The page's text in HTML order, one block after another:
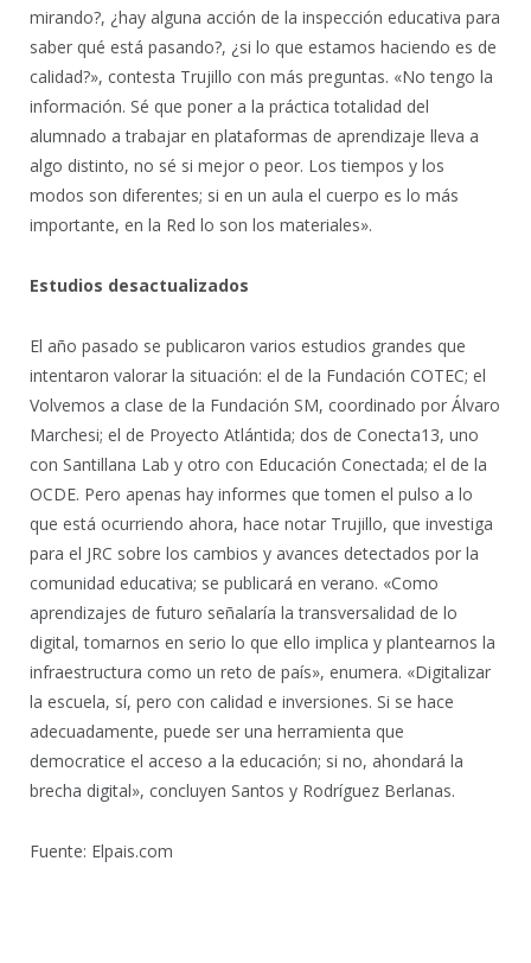
mirando?, ¿hay alguna acción de la inspección educativa para
saber qué está pasando?, ¿si lo que estamos haciendo es de
calidad?», contesta Trujillo con más preguntas. «No tengo la
información. Sé que poner a la práctica totalidad del
alumnado a trabajar en plataformas de aprendizaje lleva a
algo distinto, no sé si mejor o peor. Los tiempos y los
modos son diferentes; si en un aula el cuerpo es lo más
importante, en la Red lo son los materiales».
Estudios desactualizados
El año pasado se publicaron varios estudios grandes que
intentaron valorar la situación: el de la Fundación COTEC; el
Volvemos a clase de la Fundación SM, coordinado por Álvaro
Marchesi; el de Proyecto Atlántida; dos de Conecta13, uno
con Santillana Lab y otro con Educación Conectada; el de la
OCDE. Pero apenas hay informes que tomen el pulso a lo
que está ocurriendo ahora, hace notar Trujillo, que investiga
para el JRC sobre los cambios y avances detectados por la
comunidad educativa; se publicará en verano. «Como
aprendizajes de futuro señalaría la transversalidad de lo
digital, tomarnos en serio lo que ello implica y plantearnos la
infraestructura como un reto de país», enumera. «Digitalizar
la escuela, sí, pero con calidad e inversiones. Si se hace
adecuadamente, puede ser una herramienta que
democratice el acceso a la educación; si no, ahondará la
brecha digital», concluyen Santos y Rodríguez Berlanas.
Fuente: Elpais.com